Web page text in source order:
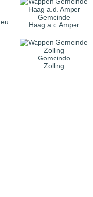
Gemeinde
Haag a.d.Amper
Gemeinde
Zolling